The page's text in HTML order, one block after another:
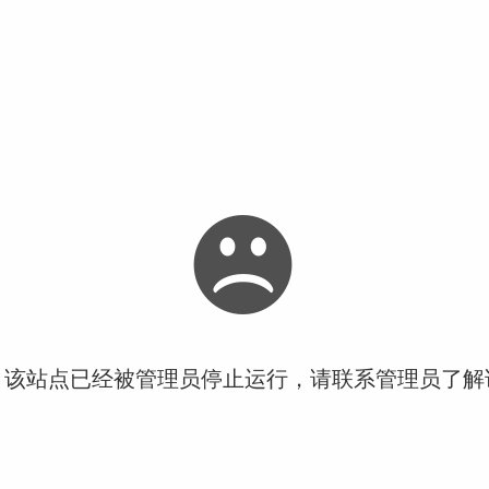
站点已经被管理员停止运行，请联系管理员了